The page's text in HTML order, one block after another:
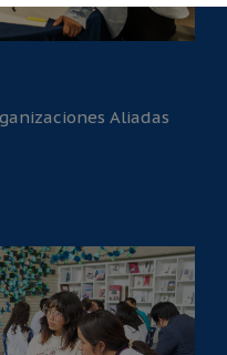
Aliadas